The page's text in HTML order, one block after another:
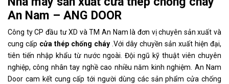
An Nam – ANG DOOR
Công ty CP đầu tư XD và TM An Nam là đơn vị chuyên sản xuất và
cung cấp cửa thép chống cháy .Với dây chuyền sản xuất hiện đại,
tiên tiến nhập khẩu từ nước ngoài. Đội ngũ kỹ thuật viên chuyên
nghiệp, công nhân tay nghề cao nhiều năm kinh nghiệm. An Nam
Door cam kết cung cấp tới người dùng các sản phẩm cửa chống